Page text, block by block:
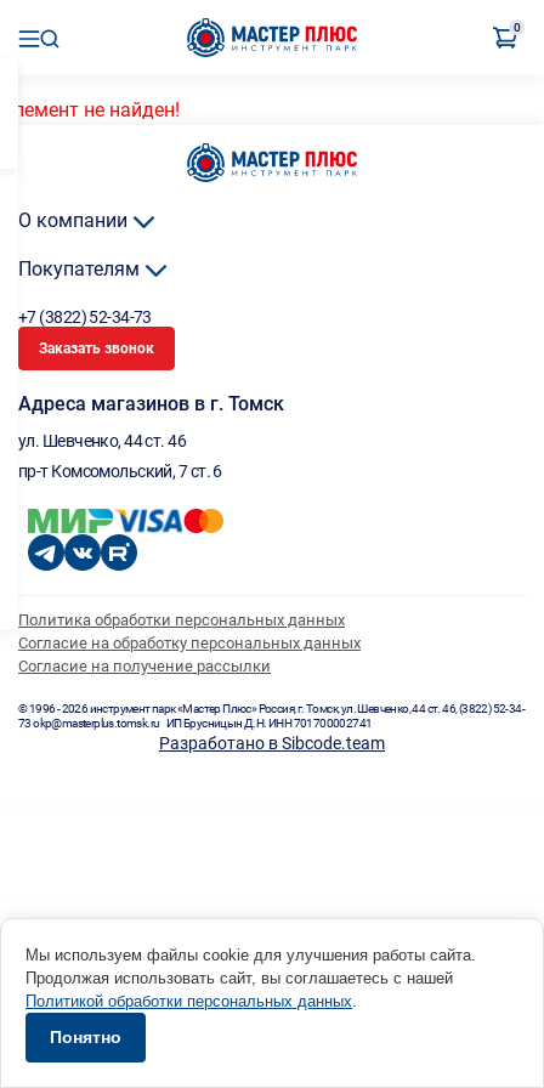
0
Элемент не найден!
О компании
Покупателям
+7 (3822) 52-34-73
Заказать звонок
Адреса магазинов в г. Томск
ул. Шевченко, 44 ст. 46
пр-т Комсомольский, 7 ст. 6
Политика обработки персональных данных
Согласие на обработку персональных данных
Согласие на получение рассылки
© 1996 - 2026 инструмент парк «Мастер Плюс» Россия, г. Томск, ул. Шевченко, 44 ст. 46, (3822) 52-34-
73 okp@masterplus.tomsk.ru ИП Брусницын Д.Н. ИНН 701700002741
Разработано в Sibcode.team
Мы используем файлы cookie для улучшения работы сайта.
Продолжая использовать сайт, вы соглашаетесь с нашей
Политикой обработки персональных данных.
Понятно